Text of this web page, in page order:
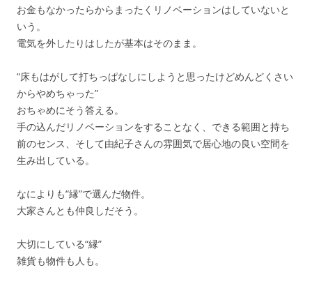
お金もなかったらからまったくリノベーションはしていないと
いう。
電気を外したりはしたが基本はそのまま。
“床もはがして打ちっぱなしにしようと思ったけどめんどくさい
からやめちゃった”
おちゃめにそう答える。
手の込んだリノベーションをすることなく、できる範囲と持ち
前のセンス、そして由紀子さんの雰囲気で居心地の良い空間を
生み出している。
なによりも“縁”で選んだ物件。
大家さんとも仲良しだそう。
大切にしている“縁”
雑貨も物件も人も。